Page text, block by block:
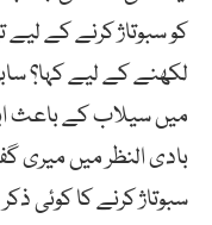
کو سبوتاژ کرنے کے
لکھنے کے لیے کہا؟
میں سیلاب کے باعث
بادی النظر میں میری
سبوتاژ کرنے کا کوئی